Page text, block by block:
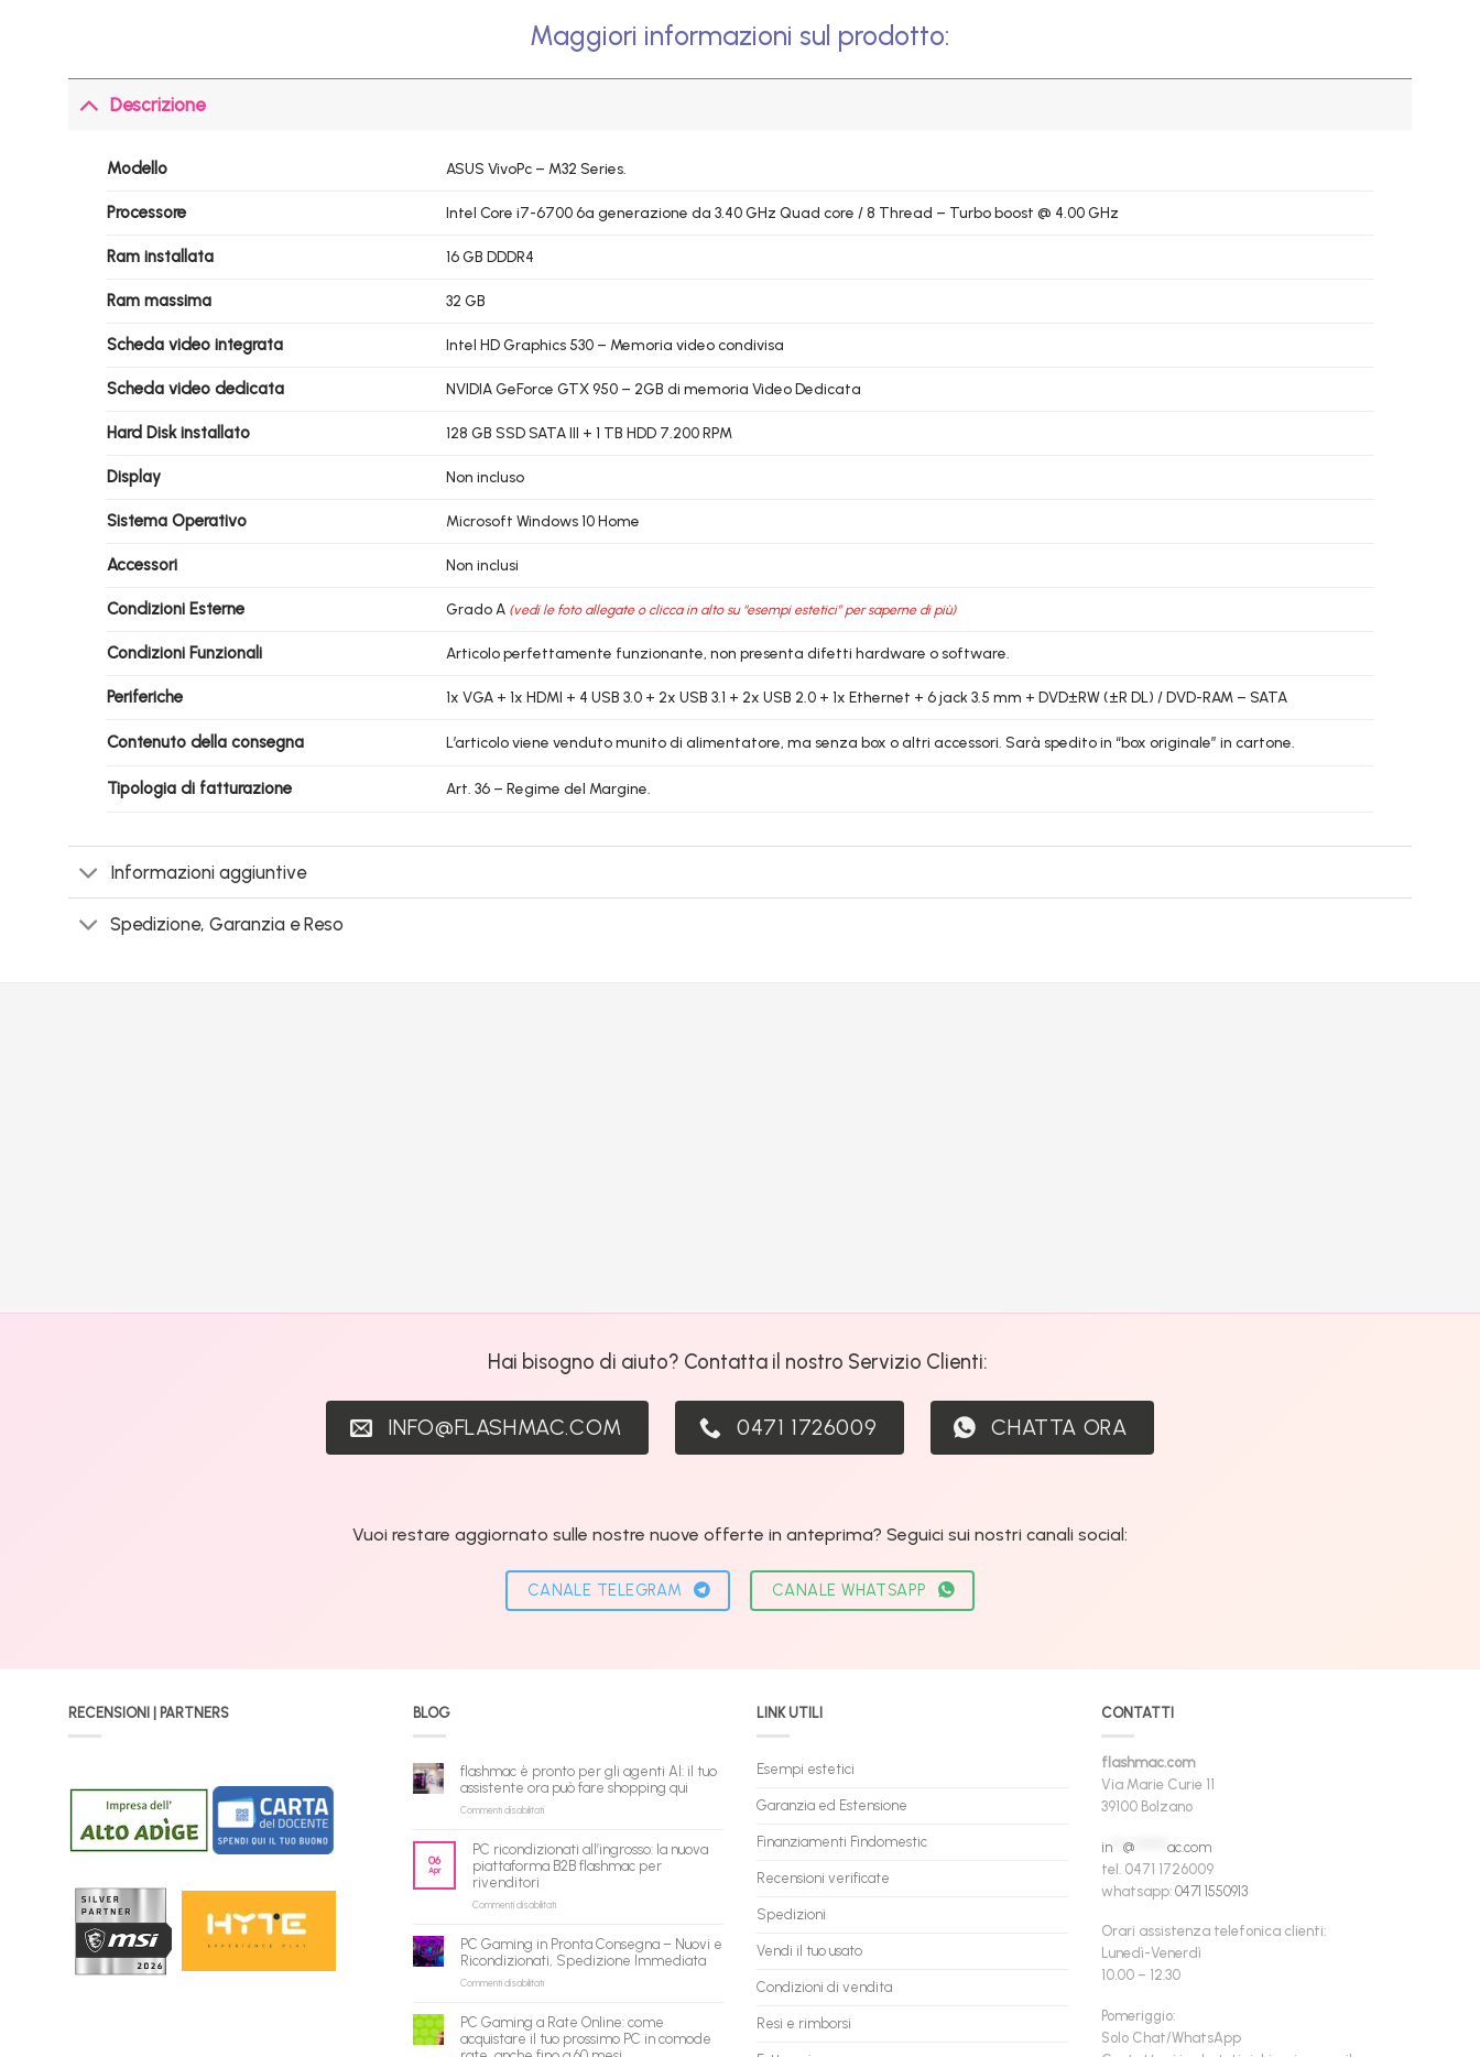
Maggiori informazioni sul prodotto:
Descrizione
Modello ASUS VivoPc – M32 Series.
Processore Intel Core i7-6700 6a generazione da 3.40 GHz Quad core / 8 Thread – Turbo boost @ 4.00 GHz
Ram installata 16 GB DDDR4
Ram massima 32 GB
Scheda video integrata Intel HD Graphics 530 – Memoria video condivisa
Scheda video dedicata NVIDIA GeForce GTX 950 – 2GB di memoria Video Dedicata
Hard Disk installato 128 GB SSD SATA III + 1 TB HDD 7.200 RPM
Display Non incluso
Sistema Operativo Microsoft Windows 10 Home
Accessori Non inclusi
Condizioni Esterne Grado A (vedi le foto allegate o clicca in alto su “esempi estetici” per saperne di più)
Condizioni Funzionali Articolo perfettamente funzionante, non presenta difetti hardware o software.
Periferiche 1x VGA + 1x HDMI + 4 USB 3.0 + 2x USB 3.1 + 2x USB 2.0 + 1x Ethernet + 6 jack 3.5 mm + DVD±RW (±R DL) / DVD-RAM – SATA
Contenuto della consegna L’articolo viene venduto munito di alimentatore, ma senza box o altri accessori. Sarà spedito in “box originale” in cartone.
Tipologia di fatturazione Art. 36 – Regime del Margine.
Informazioni aggiuntive
Spedizione, Garanzia e Reso
Hai bisogno di aiuto? Contatta il nostro Servizio Clienti:
INFO@FLASHMAC.COM 0471 1726009 CHATTA ORA
Vuoi restare aggiornato sulle nostre nuove offerte in anteprima? Seguici sui nostri canali social:
CANALE TELEGRAM CANALE WHATSAPP
RECENSIONI | PARTNERS BLOG
flashmac è pronto per gli agenti AI: il tuo
assistente ora può fare shopping qui
Commenti disabilitatisu
pronto
per
agenti
tuo
assistente
shopping
qui
06
Apr
PC ricondizionati all’ingrosso: la nuova
piattaforma B2B flashmac per
rivenditori
Commenti disabilitatisu
all’ingrosso:
la
flashmac
per
PC Gaming in Pronta Consegna – Nuovi e
Ricondizionati, Spedizione Immediata
Commenti disabilitatisu
in
Pronta
PC Gaming a Rate Online: come
acquistare il tuo prossimo PC in comode
LINK UTILI
Esempi estetici
Garanzia ed Estensione
Finanziamenti Findomestic
Recensioni verificate
Spedizioni
Vendi il tuo usato
Condizioni di vendita
Resi e rimborsi
CONTATTI
flashmac.com
Via Marie Curie 11
39100 Bolzano
in** @****** ac.com
tel. 0471 1726009
whatsapp: 0471 1550913
Orari assistenza telefonica clienti:
Lunedì-Venerdì
10.00 – 12.30
Pomeriggio:
Solo Chat/WhatsApp